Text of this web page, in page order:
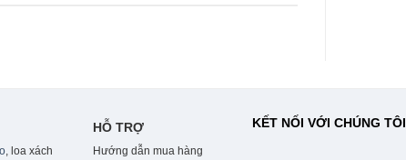
, loa xách
HỖ TRỢ
Hướng dẫn mua hàng
KẾT NỐI VỚI CHÚNG TÔI